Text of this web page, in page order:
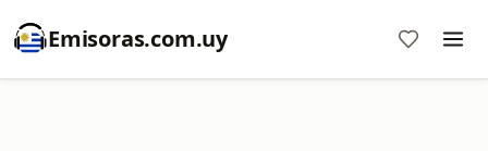
Emisoras.com.uy